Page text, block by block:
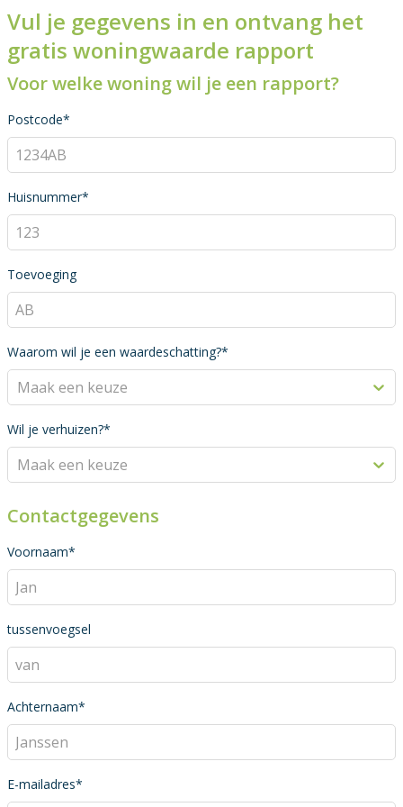
Vul je gegevens in en ontvang het
gratis woningwaarde rapport
Voor welke woning wil je een rapport?
Postcode*
Huisnummer*
Toevoeging
Waarom wil je een waardeschatting?*
Maak een keuze
Wil je verhuizen?*
Maak een keuze
Contactgegevens
Voornaam*
tussenvoegsel
Achternaam*
E-mailadres*